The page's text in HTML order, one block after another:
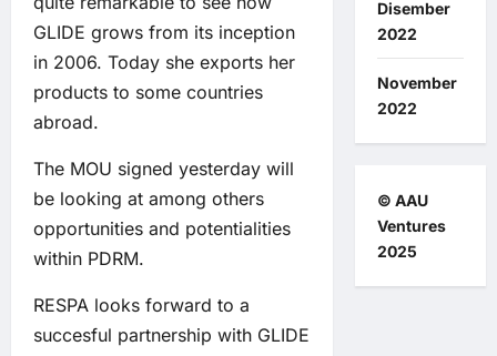
GLIDE grows from its inception
in 2006. Today she exports her
products to some countries
abroad.
The MOU signed yesterday will
be looking at among others
opportunities and potentialities
within PDRM.
RESPA looks forward to a
succesful partnership with GLIDE
Disember
2022
November
2022
© AAU
Ventures
2025